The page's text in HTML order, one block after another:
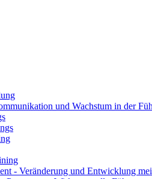
und Wachstum in der
- Veränderung und Entwicklung